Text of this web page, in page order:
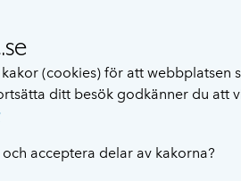
kakor (cookies) för att webbplatsen
ditt besök godkänner du att
acceptera delar av kakorna?